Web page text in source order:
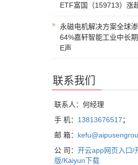
ETF富国（159713）涨
永磁电机解决方案全球
64%嘉轩智能工业中长
E声
联系我们
联系人：何经理
手 机： 13813676517；
邮 箱：
公 司： 开云app网页入口/
版/Kaiyun下载